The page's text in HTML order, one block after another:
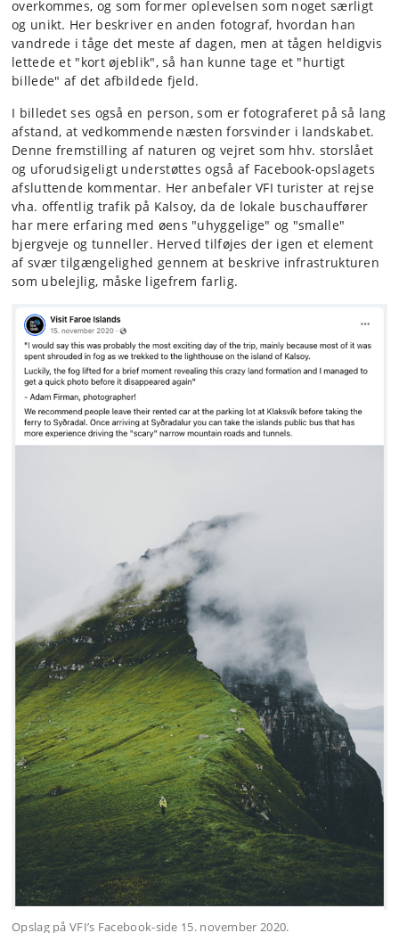
overkommes, og som former oplevelsen som noget særligt
og unikt. Her beskriver en anden fotograf, hvordan han
vandrede i tåge det meste af dagen, men at tågen heldigvis
lettede et "kort øjeblik", så han kunne tage et "hurtigt
billede" af det afbildede fjeld.
I billedet ses også en person, som er fotograferet på så lang
afstand, at vedkommende næsten forsvinder i landskabet.
Denne fremstilling af naturen og vejret som hhv. storslået
og uforudsigeligt understøttes også af Facebook-opslagets
afsluttende kommentar. Her anbefaler VFI turister at rejse
vha. offentlig trafik på Kalsoy, da de lokale buschauffører
har mere erfaring med øens "uhyggelige" og "smalle"
bjergveje og tunneller. Herved tilføjes der igen et element
af svær tilgængelighed gennem at beskrive infrastrukturen
som ubelejlig, måske ligefrem farlig.
Opslag på VFI’s Facebook-side 15. november 2020.